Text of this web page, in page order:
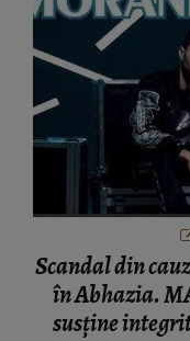
Scandal din
în Abhazia.
susține